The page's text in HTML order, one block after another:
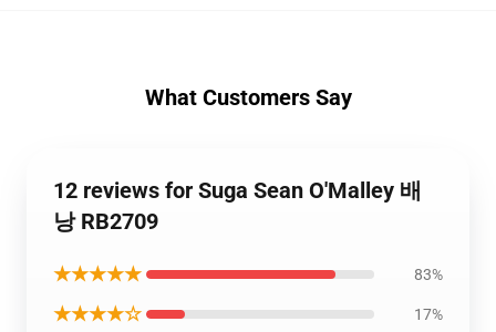
What Customers Say
12 reviews for Suga Sean O'Malley 배
낭 RB2709
★★★★★ 83%
★★★★☆ 17%